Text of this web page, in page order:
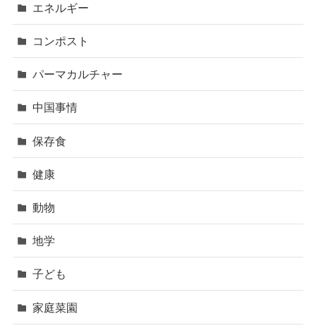
エネルギー
コンポスト
パーマカルチャー
中国事情
保存食
健康
動物
地学
子ども
家庭菜園